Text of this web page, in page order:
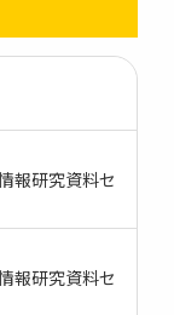
報研究資料セ
報研究資料セ